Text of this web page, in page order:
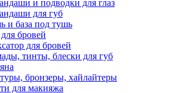
и подводки для глаз
для губ
и база под тушь
бровей
для бровей
тинты, блески для губ
бронзеры, хайлайтеры
для макияжа